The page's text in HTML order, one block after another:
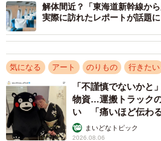
気が遠くなるような細かい作業です。※制
紙彫刻、切り絵作家さん）
ポストには驚きと感動のコメント
を超える「いいね」がついていま
んにお話を聞きました。
――すごく立体的に見えますね。
解体間近？「東海道新幹線か
実際に訪れたレポートが話題
気になる アート のりもの 行きたい
「不謹慎でないかと
物資…運搬トラック
い 「痛いほど伝わる
まいどなトピック
2026.08.06